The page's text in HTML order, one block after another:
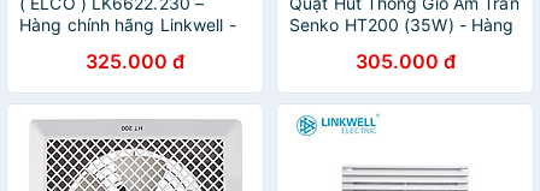
Hàng chính hãng Linkwell -
325.000 đ
Senko HT200 (35W) - Hàng
305.000 đ